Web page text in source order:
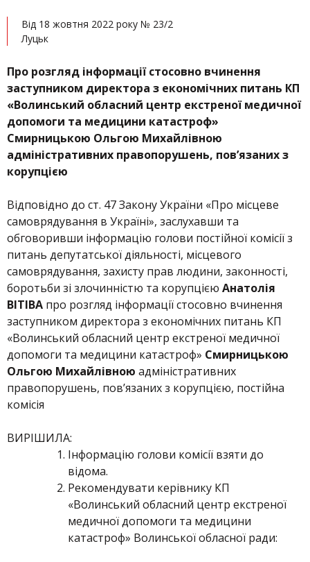
Від 18 жовтня 2022 року № 23/2
Луцьк
Про розгляд інформації стосовно вчинення
заступником директора з економічних питань КП
«Волинський обласний центр екстреної медичної
допомоги та медицини катастроф»
Смирницькою Ольгою Михайлівною
адміністративних правопорушень, пов’язаних з
корупцією
Відповідно до ст. 47 Закону України «Про місцеве
самоврядування в Україні», заслухавши та
обговоривши інформацію голови постійної комісії з
питань депутатської діяльності, місцевого
самоврядування, захисту прав людини, законності,
боротьби зі злочинністю та корупцією Анатолія
ВІТІВА про розгляд інформації стосовно вчинення
заступником директора з економічних питань КП
«Волинський обласний центр екстреної медичної
допомоги та медицини катастроф» Смирницькою
Ольгою Михайлівною адміністративних
правопорушень, пов’язаних з корупцією, постійна
комісія
ВИРІШИЛА:
Інформацію голови комісії взяти до
відома.
Рекомендувати керівнику КП
«Волинський обласний центр екстреної
медичної допомоги та медицини
катастроф» Волинської обласної ради: